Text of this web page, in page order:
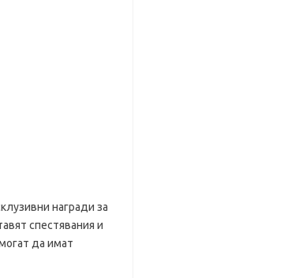
награди за
спестявания и
да имат